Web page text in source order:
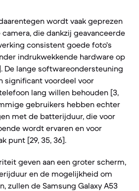
wordt vaak geprezen
die dankzij geavanceerde
consistent goede foto's
indrukwekkende hardware op
De lange softwareondersteuning
significant voordeel voor
lang willen behouden [3,
gebruikers hebben echter
met de batterijduur, die voor
wordt ervaren en voor
punt [29, 35, 36].
geven aan een groter scherm,
en de mogelijkheid om
zullen de Samsung Galaxy A53